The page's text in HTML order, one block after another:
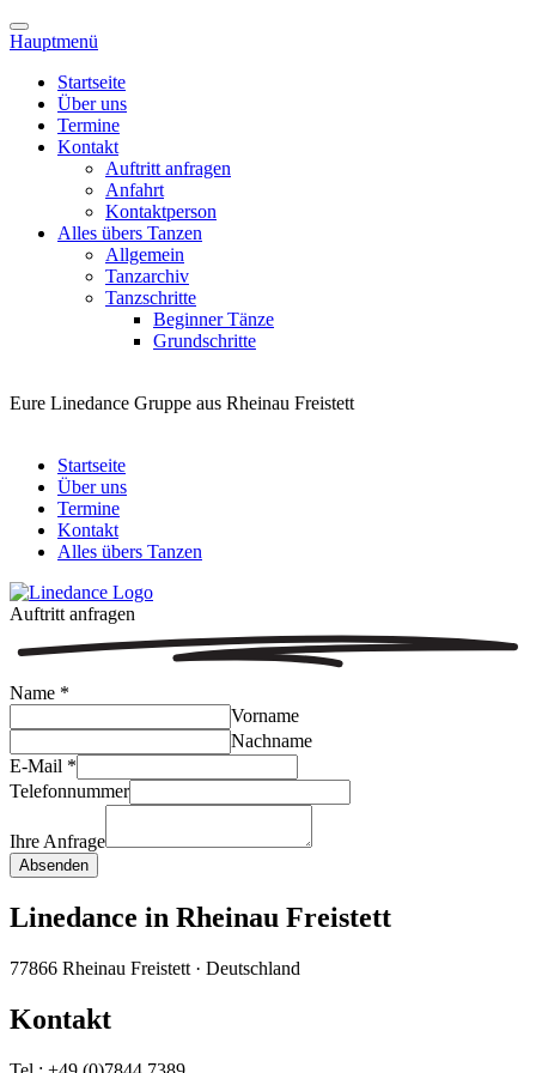
Hauptmenü
Startseite
Über uns
Termine
Kontakt
Auftritt anfragen
Anfahrt
Kontaktperson
Alles übers Tanzen
Allgemein
Tanzarchiv
Tanzschritte
Beginner Tänze
Grundschritte
Eure Linedance Gruppe aus Rheinau Freistett
Startseite
Über uns
Termine
Kontakt
Alles übers Tanzen
Auftritt anfragen
Name *
Vorname
Nachname
E-Mail *
Telefonnummer
Ihre Anfrage
Absenden
Linedance in Rheinau Freistett
77866 Rheinau Freistett · Deutschland
Kontakt